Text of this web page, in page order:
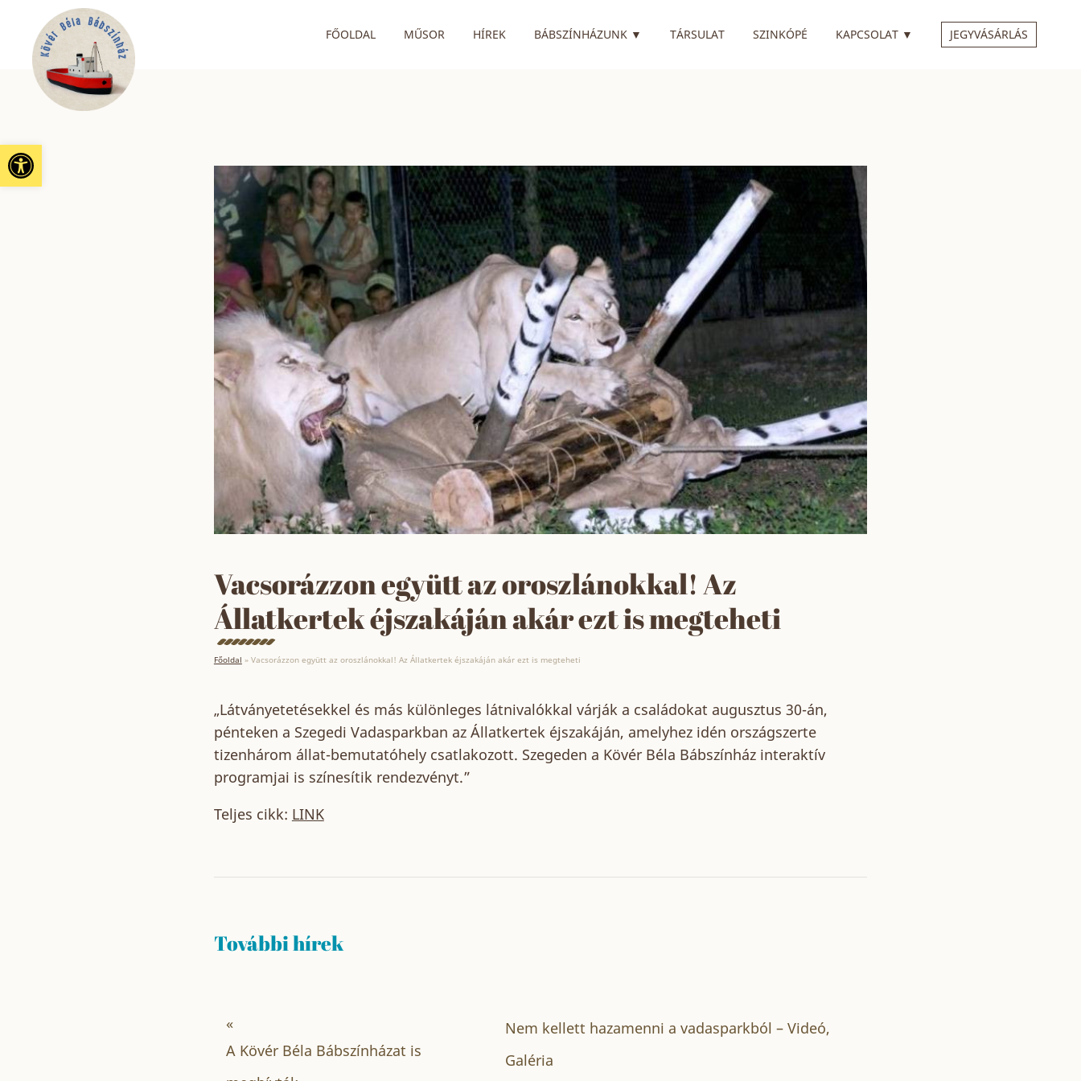
Eszköztár megnyitása
FŐOLDAL MŰSOR HÍREK BÁBSZÍNHÁZUNK ▼ RENDELKEZIK ALMENÜVEL
TÁRSULAT SZINKÓPÉ KAPCSOLAT ▼ RENDELKEZIK ALMENÜVEL
JEGYVÁSÁRLÁS
Vacsorázzon együtt az oroszlánokkal! Az
Állatkertek éjszakáján akár ezt is megteheti
Főoldal » Vacsorázzon együtt az oroszlánokkal! Az Állatkertek éjszakáján akár ezt is megteheti
„Látványetetésekkel és más különleges látnivalókkal várják a családokat augusztus 30-án,
pénteken a Szegedi Vadasparkban az Állatkertek éjszakáján, amelyhez idén országszerte
tizenhárom állat-bemutatóhely csatlakozott. Szegeden a Kövér Béla Bábszínház interaktív
programjai is színesítik rendezvényt.”
Teljes cikk: LINK
További hírek
«
A Kövér Béla Bábszínházat is
Nem kellett hazamenni a vadasparkból – Videó,
Galéria